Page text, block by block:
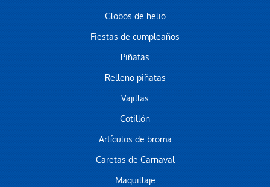
Globos de helio
Fiestas de cumpleaños
Piñatas
Relleno piñatas
Vajillas
Cotillón
Artículos de broma
Caretas de Carnaval
Maquillaje